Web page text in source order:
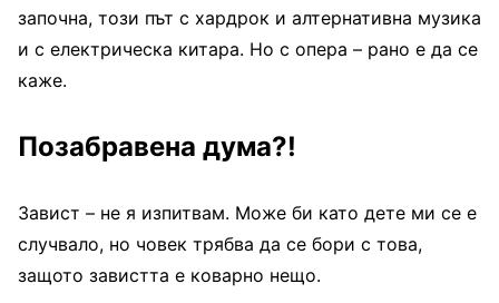
започна, този път с хардрок и алтернативна музика
и с електрическа китара. Но с опера – рано е да се
каже.
Позабравена дума?!
Завист – не я изпитвам. Може би като дете ми се е
случвало, но човек трябва да се бори с това,
защото завистта е коварно нещо.